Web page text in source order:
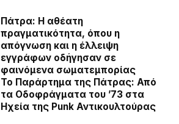
Πάτρα: Η αθέατη
πραγματικότητα, όπου η
απόγνωση και η έλλειψη
εγγράφων οδήγησαν σε
φαινόμενα σωματεμπορίας
Το Παράρτημα της Πάτρας: Από
τα Οδοφράγματα του ’73 στα
Ηχεία της Punk Αντικουλτούρας